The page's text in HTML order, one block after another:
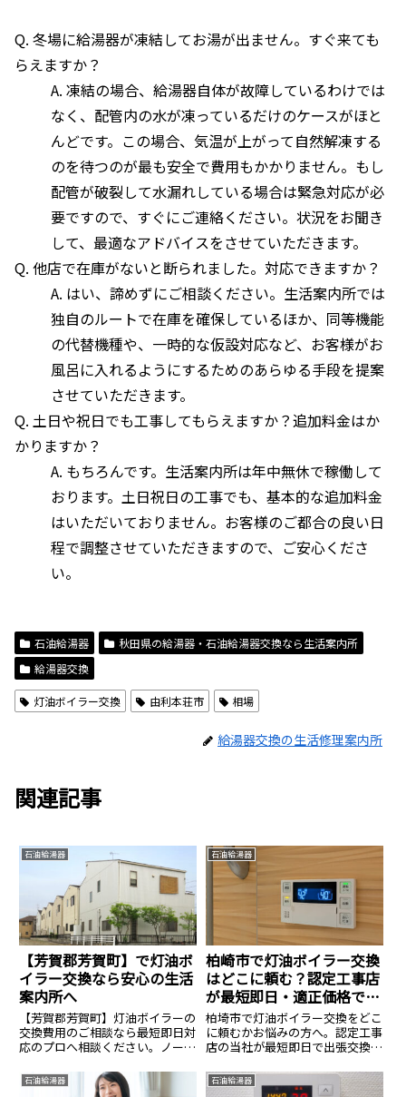
Q. 冬場に給湯器が凍結してお湯が出ません。すぐ来ても
らえますか？
A. 凍結の場合、給湯器自体が故障しているわけでは
なく、配管内の水が凍っているだけのケースがほと
んどです。この場合、気温が上がって自然解凍する
のを待つのが最も安全で費用もかかりません。もし
配管が破裂して水漏れしている場合は緊急対応が必
要ですので、すぐにご連絡ください。状況をお聞き
して、最適なアドバイスをさせていただきます。
Q. 他店で在庫がないと断られました。対応できますか？
A. はい、諦めずにご相談ください。生活案内所では
独自のルートで在庫を確保しているほか、同等機能
の代替機種や、一時的な仮設対応など、お客様がお
風呂に入れるようにするためのあらゆる手段を提案
させていただきます。
Q. 土日や祝日でも工事してもらえますか？追加料金はか
かりますか？
A. もちろんです。生活案内所は年中無休で稼働して
おります。土日祝日の工事でも、基本的な追加料金
はいただいておりません。お客様のご都合の良い日
程で調整させていただきますので、ご安心くださ
い。
石油給湯器
秋田県の給湯器・石油給湯器交換なら生活案内所
給湯器交換
灯油ボイラー交換 由利本荘市 相場
給湯器交換の生活修理案内所
関連記事
石油給湯器
【芳賀郡芳賀町】で灯油ボ
イラー交換なら安心の生活
案内所へ
【芳賀郡芳賀町】灯油ボイラーの
交換費用のご相談なら最短即日対
応のプロへ相談ください。ノーリ
用のご相談は14.8万円〜。見積無
料・24時間365日受付中。安心の
石油給湯器
柏崎市で灯油ボイラー交換
はどこに頼む？認定工事店
が最短即日・適正価格で対
応
柏埼市で灯油ボイラー交換をどこ
に頼むかお悩みの方へ。認定工事
店の当社が最短即日で出張交換し
庫多数。寒冷地特有の凍結対策も
万全に、資格保有者が工事費込み
石油給湯器 石油給湯器